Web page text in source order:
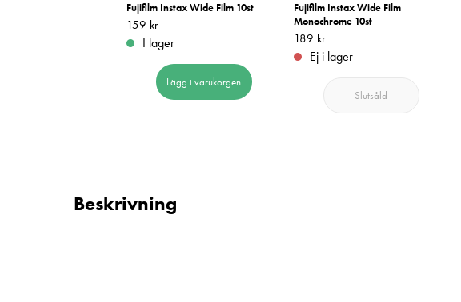
Fujifilm Instax Wide Film 10st
Pris: 159 kr
159 kr
I lager
Lägg i varukorgen
Fujifilm Instax Wide Film
Monochrome 10st
Pris: 189 kr
189 kr
Ej i lager
Slutsåld
Beskrivning